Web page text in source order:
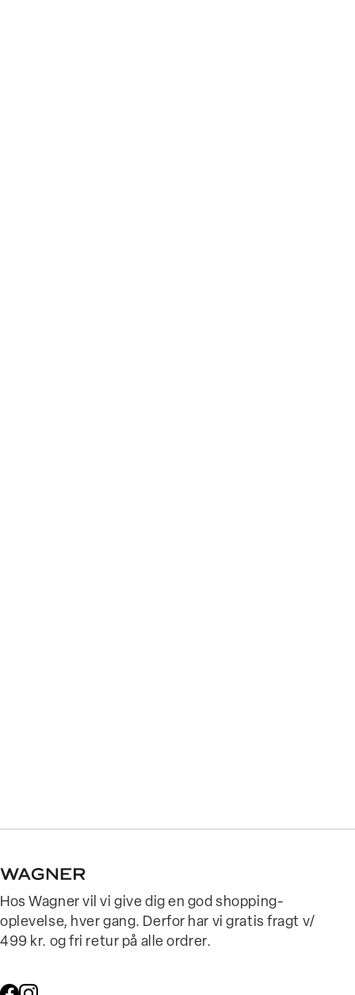
Hos Wagner vil vi give dig en god shopping-
oplevelse, hver gang. Derfor har vi gratis fragt v/
499 kr. og fri retur på alle ordrer.